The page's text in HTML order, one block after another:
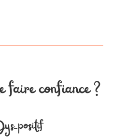
faire confiance ?
positif